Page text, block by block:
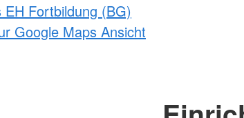
Fortbildung (BG)
Google Maps Ansicht